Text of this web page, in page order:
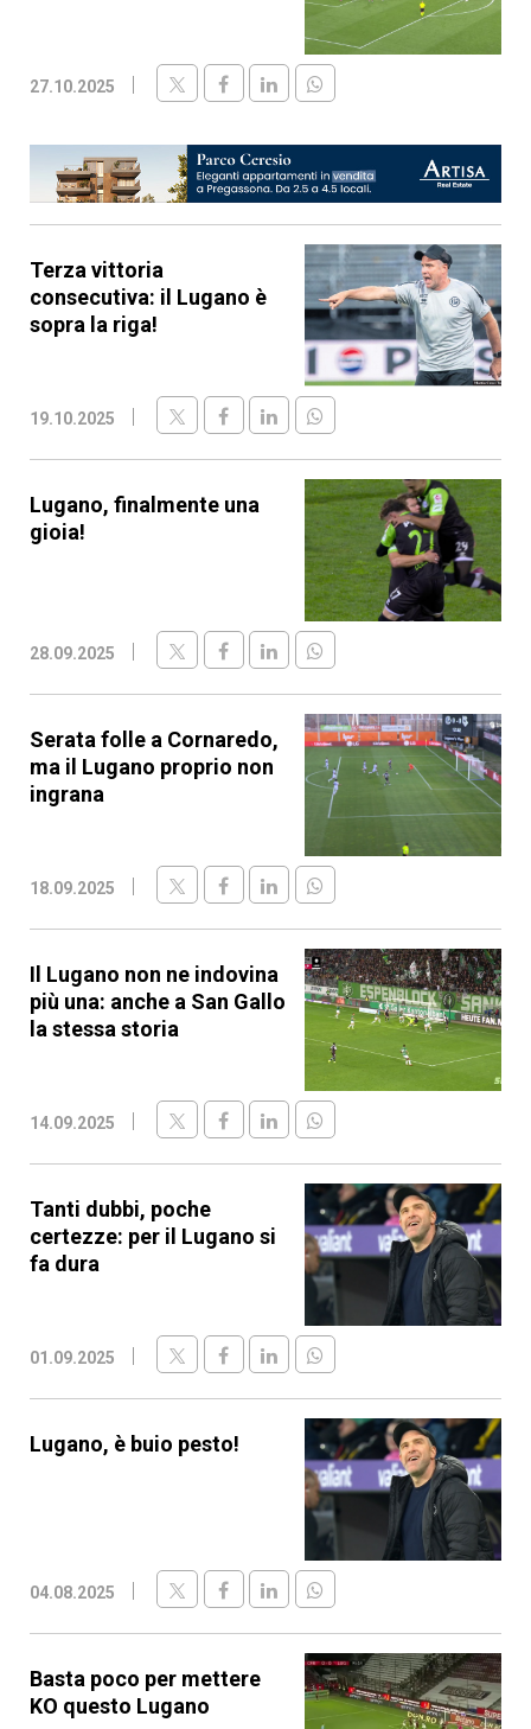
27.10.2025
Terza vittoria
consecutiva: il Lugano è
sopra la riga!
19.10.2025
Lugano, finalmente una
gioia!
28.09.2025
Serata folle a Cornaredo,
ma il Lugano proprio non
ingrana
18.09.2025
Il Lugano non ne indovina
più una: anche a San Gallo
la stessa storia
14.09.2025
Tanti dubbi, poche
certezze: per il Lugano si
fa dura
01.09.2025
Lugano, è buio pesto!
04.08.2025
Basta poco per mettere
KO questo Lugano